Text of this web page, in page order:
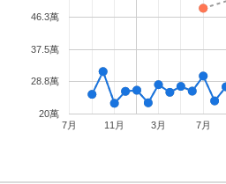
7月 11月 3月 7月
20萬
28.8萬
37.5萬
46.3萬